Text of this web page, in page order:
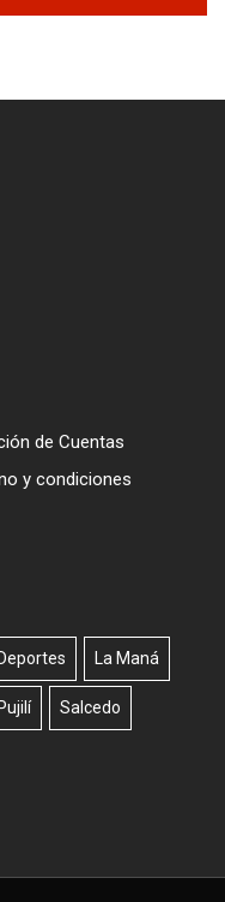
de Cuentas
y condiciones
Deportes La Maná
Pujilí Salcedo